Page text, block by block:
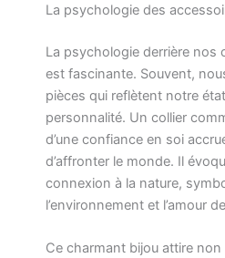
La psychologie des
La psychologie derrière nos
est fascinante. Souvent,
pièces qui reflètent notre
personnalité. Un collier
d’une confiance en soi
d’affronter le monde. Il
connexion à la nature,
l’environnement et l’amour
Ce charmant bijou attire non